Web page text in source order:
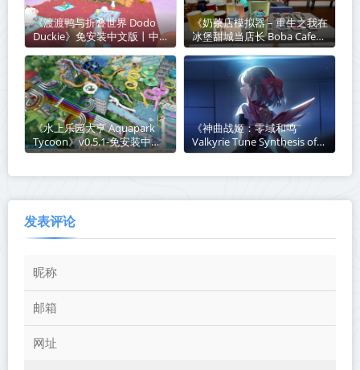
《渡渡鸭与折叠世界 Dodo
Duckie》免安装中文版丨中
文版网盘下载
《奶茶店模拟器 – 重生之我在
冰堡甜城当店长 Boba Cafe
Simulator》v1.034-免安装中
文版丨中文版网盘下载
《水上乐园大亨 Aquapark
Tycoon》v0.5.1-免安装中文
版丨中文版网盘下载
《神曲战姬：零域和鸣
Valkyrie Tune Synthesis of
Souls》Build.23850624-免安
发表评论